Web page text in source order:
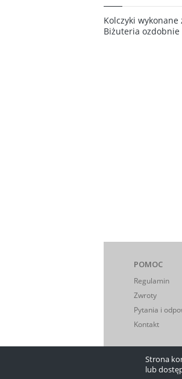
Strona
lub
Kolczyki wykonane
Biżuteria ozdobnie
POMOC
Regulamin
Zwroty
Pytania i
Kontakt